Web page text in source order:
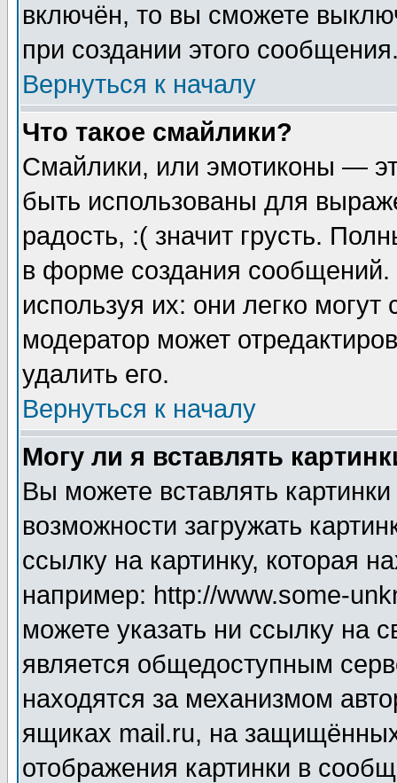
включён, то вы сможете
при создании этого
Вернуться к началу
Что такое смайлики?
Смайлики, или эмотиконы —
быть использованы для
радость, :( значит грусть.
в форме создания сообщений.
используя их: они легко
модератор может
удалить его.
Вернуться к началу
Могу ли я вставлять
Вы можете вставлять
возможности загружать
ссылку на картинку, которая
например: http://www.some-
можете указать ни ссылку на
является общедоступным
находятся за механизмом
ящиках mail.ru, на
отображения картинки в